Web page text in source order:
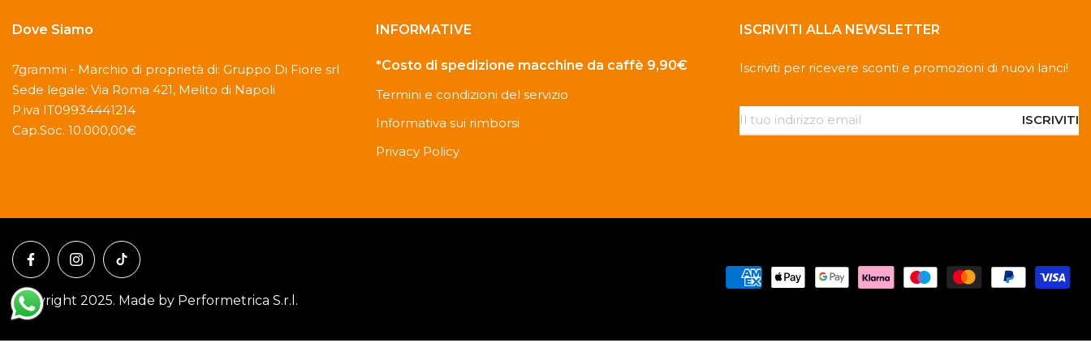
Dove Siamo
7grammi - Marchio di proprietà di: Gruppo Di Fiore srl
Sede legale: Via Roma 421, Melito di Napoli
P.iva IT09934441214
Cap.Soc. 10.000,00€
INFORMATIVE
*Costo di spedizione macchine da caffè 9,90€
Termini e condizioni del servizio
Informativa sui rimborsi
Privacy Policy
ISCRIVITI ALLA NEWSLETTER
Iscriviti per ricevere sconti e promozioni di nuovi lanci!
ISCRIVITI
Copyright 2025. Made by Performetrica S.r.l.